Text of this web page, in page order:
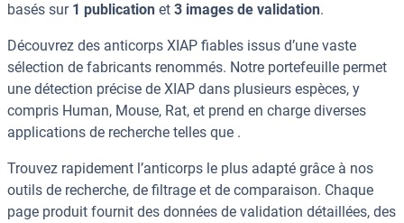
basés sur 1 publication et 3 images de validation.
Découvrez des anticorps XIAP fiables issus d’une vaste
sélection de fabricants renommés. Notre portefeuille permet
une détection précise de XIAP dans plusieurs espèces, y
compris Human, Mouse, Rat, et prend en charge diverses
applications de recherche telles que .
Trouvez rapidement l’anticorps le plus adapté grâce à nos
outils de recherche, de filtrage et de comparaison. Chaque
page produit fournit des données de validation détaillées, des